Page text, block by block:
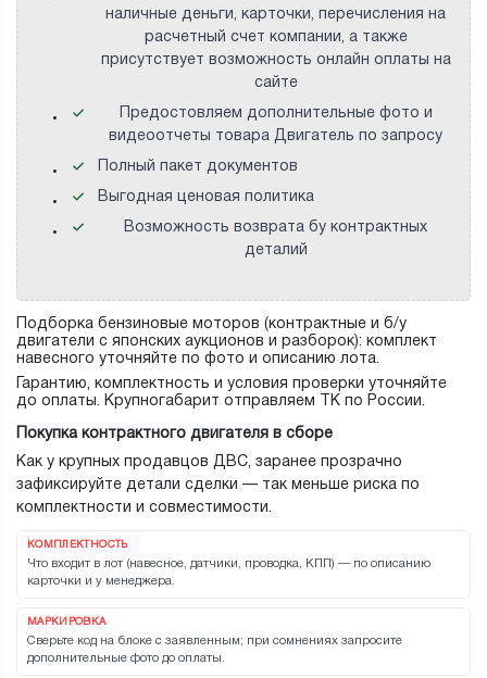
наличные деньги, карточки, перечисления на
расчетный счет компании, а также
присутствует возможность онлайн оплаты на
сайте
Предостовляем дополнительные фото и
видеоотчеты товара Двигатель по запросу
Полный пакет документов
Выгодная ценовая политика
Возможность возврата бу контрактных
деталий
Подборка бензиновые моторов (контрактные и б/у
двигатели с японских аукционов и разборок): комплект
навесного уточняйте по фото и описанию лота.
Гарантию, комплектность и условия проверки уточняйте
до оплаты. Крупногабарит отправляем ТК по России.
Покупка контрактного двигателя в сборе
Как у крупных продавцов ДВС, заранее прозрачно
зафиксируйте детали сделки — так меньше риска по
комплектности и совместимости.
КОМПЛЕКТНОСТЬ
Что входит в лот (навесное, датчики, проводка, КПП) — по описанию
карточки и у менеджера.
МАРКИРОВКА
Сверьте код на блоке с заявленным; при сомнениях запросите
дополнительные фото до оплаты.